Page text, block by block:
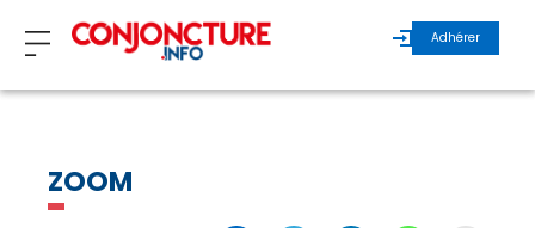
Adhérer
INVITÉS
ZOOM